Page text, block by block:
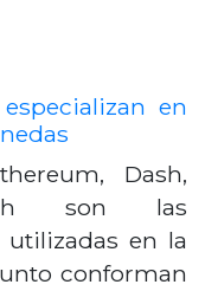
en
Dash,
son las
en la
conforman